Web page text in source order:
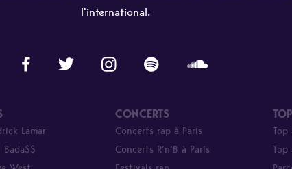
l'international.
Lamar
CONCERTS
Concerts rap à Paris
Concerts R’n’B à Paris